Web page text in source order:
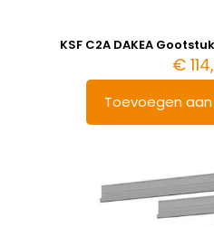
KSF C2A DAKEA
€
Toevoegen